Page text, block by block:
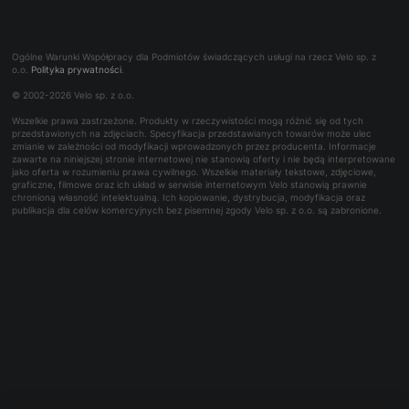
Trening
Rowerowe bony towarowe
Kontakt dla mediów
Reklamacje i naprawy
Wynajem
Ogólne Warunki Współpracy dla Podmiotów świadczących usługi na rzecz Velo sp. z
o.o. Polityka prywatności
© 2002-2026 Velo sp. z o.o.
Wszelkie prawa zastrzeżone. Produkty w rzeczywistości mogą różnić się od tych
przedstawionych na zdjęciach. Specyfikacja przedstawianych towarów może ulec
zmianie w zależności od modyfikacji wprowadzonych przez producenta. Informacje
zawarte na niniejszej stronie internetowej nie stanowią oferty i nie będą interpretowane
jako oferta w rozumieniu prawa cywilnego. Wszelkie materiały tekstowe, zdjęciowe,
graficzne, filmowe oraz ich układ w serwisie internetowym Velo stanowią prawnie
chronioną własność intelektualną. Ich kopiowanie, dystrybucja, modyfikacja oraz
publikacja dla celów komercyjnych bez pisemnej zgody Velo sp. z o.o. są zabronione.